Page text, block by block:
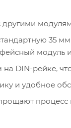
35
модуль
DIN-рейке,
и удобное